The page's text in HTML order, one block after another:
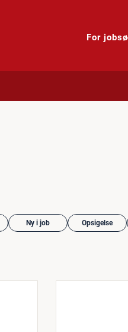
For
Ny i job Opsigelse